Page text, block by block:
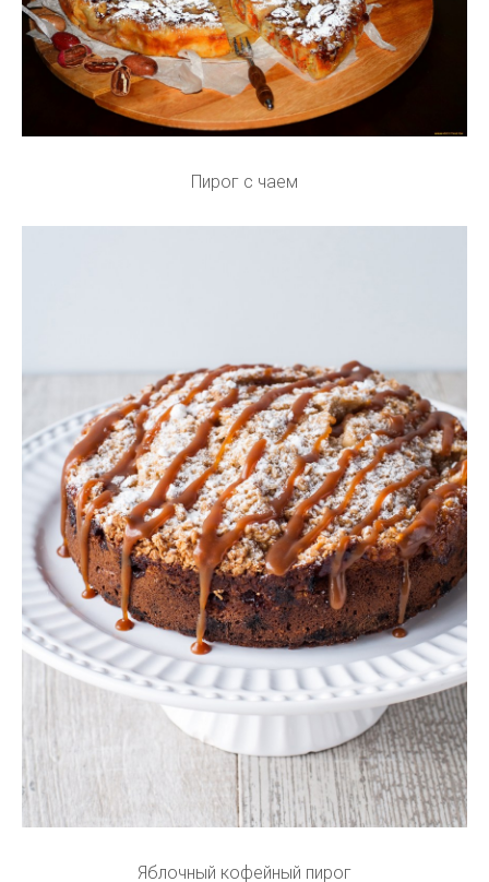
Пирог с чаем
Яблочный кофейный пирог